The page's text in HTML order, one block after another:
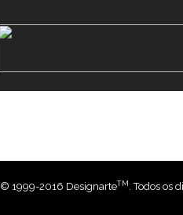
© 1999-2016 DesignarteTM. Todos os